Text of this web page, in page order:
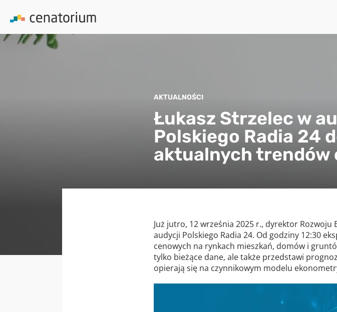
AKTUALNOŚCI
Łukasz Strzelec w
Polskiego Radia 24
aktualnych trendów
Już jutro, 12 września 2025 r., dyrektor Rozwoju
audycji Polskiego Radia 24. Od godziny 12:30
cenowych na rynkach mieszkań, domów i
tylko bieżące dane, ale także przedstawi
opierają się na czynnikowym modelu